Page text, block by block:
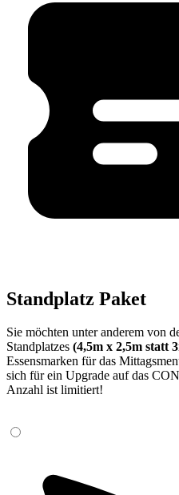
Standplatz Paket
Sie möchten unter anderem von
Standplatzes (4,5m x 2,5m statt
Essensmarken für das
sich für ein Upgrade auf das
Anzahl ist limitiert!